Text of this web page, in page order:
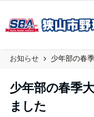
お知らせ 少年部の春
少年部の春季
ました